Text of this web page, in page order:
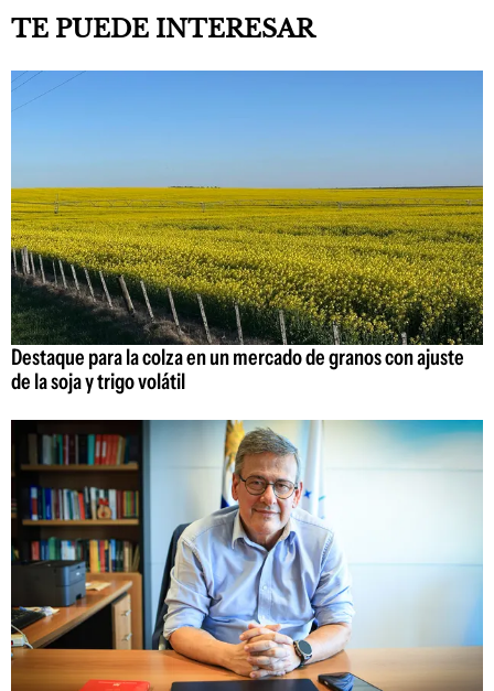
TE PUEDE INTERESAR
Destaque para la colza en un mercado de granos con ajuste
de la soja y trigo volátil